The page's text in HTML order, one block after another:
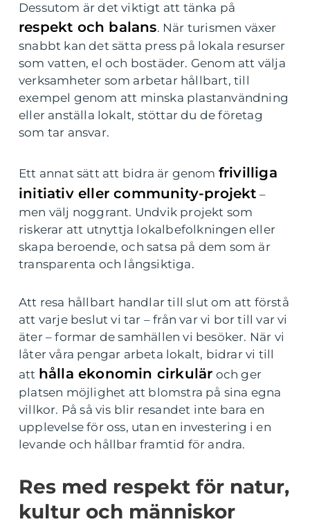
Dessutom är det viktigt att tänka på
respekt och balans. När turismen växer
snabbt kan det sätta press på lokala resurser
som vatten, el och bostäder. Genom att välja
verksamheter som arbetar hållbart, till
exempel genom att minska plastanvändning
eller anställa lokalt, stöttar du de företag
som tar ansvar.
Ett annat sätt att bidra är genom frivilliga
initiativ eller community-projekt –
men välj noggrant. Undvik projekt som
riskerar att utnyttja lokalbefolkningen eller
skapa beroende, och satsa på dem som är
transparenta och långsiktiga.
Att resa hållbart handlar till slut om att förstå
att varje beslut vi tar – från var vi bor till var vi
äter – formar de samhällen vi besöker. När vi
låter våra pengar arbeta lokalt, bidrar vi till
att hålla ekonomin cirkulär och ger
platsen möjlighet att blomstra på sina egna
villkor. På så vis blir resandet inte bara en
upplevelse för oss, utan en investering i en
levande och hållbar framtid för andra.
Res med respekt för natur,
kultur och människor